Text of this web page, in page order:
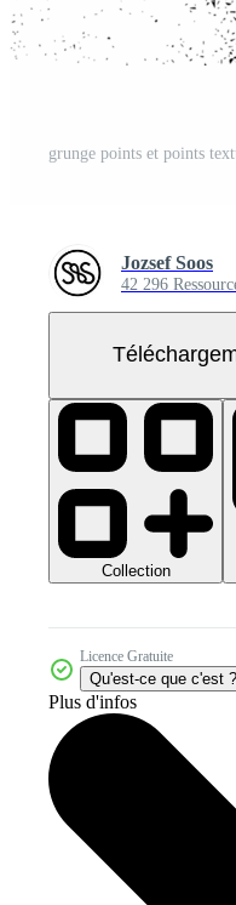
Jozsef Soos
42 296
Collection
Licence Gratuite
Qu'est-ce que c'est ?
Plus d'infos